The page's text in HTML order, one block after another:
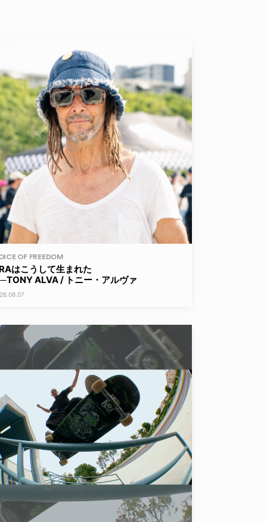
OF FREEDOM
はこうして生まれた
ALVA / トニー・アルヴァ